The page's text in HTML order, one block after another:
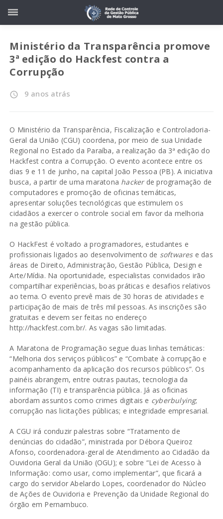
Ministério da Transparência promove
3ª edição do Hackfest contra a
Corrupção
access_time 9 anos atrás
O Ministério da Transparência, Fiscalização e Controladoria-
Geral da União (CGU) coordena, por meio de sua Unidade
Regional no Estado da Paraíba, a realização da 3ª edição do
Hackfest contra a Corrupção. O evento acontece entre os
dias 9 e 11 de junho, na capital João Pessoa (PB). A iniciativa
busca, a partir de uma maratona hacker de programação de
computadores e promoção de oficinas temáticas,
apresentar soluções tecnológicas que estimulem os
cidadãos a exercer o controle social em favor da melhoria
na gestão pública.
O HackFest é voltado a programadores, estudantes e
profissionais ligados ao desenvolvimento de softwarese das
áreas de Direito, Administração, Gestão Pública, Design e
Arte/Mídia. Na oportunidade, especialistas convidados irão
compartilhar experiências, boas práticas e desafios relativos
ao tema. O evento prevê mais de 30 horas de atividades e
participação de mais de três mil pessoas. As inscrições são
gratuitas e devem ser feitas no endereço
http://hackfest.com.br/. As vagas são limitadas.
A Maratona de Programação segue duas linhas temáticas:
“Melhoria dos serviços públicos” e “Combate à corrupção e
acompanhamento da aplicação dos recursos públicos”. Os
painéis abrangem, entre outras pautas, tecnologia da
informação (TI) e transparência pública. Já as oficinas
abordam assuntos como crimes digitais e cyberbulying;
corrupção nas licitações públicas; e integridade empresarial.
A CGU irá conduzir palestras sobre “Tratamento de
denúncias do cidadão”, ministrada por Débora Queiroz
Afonso, coordenadora-geral de Atendimento ao Cidadão da
Ouvidoria Geral da União (OGU); e sobre “Lei de Acesso à
Informação: como usar, como implementar”, que ficará a
cargo do servidor Abelardo Lopes, coordenador do Núcleo
de Ações de Ouvidoria e Prevenção da Unidade Regional do
órgão em Pernambuco.